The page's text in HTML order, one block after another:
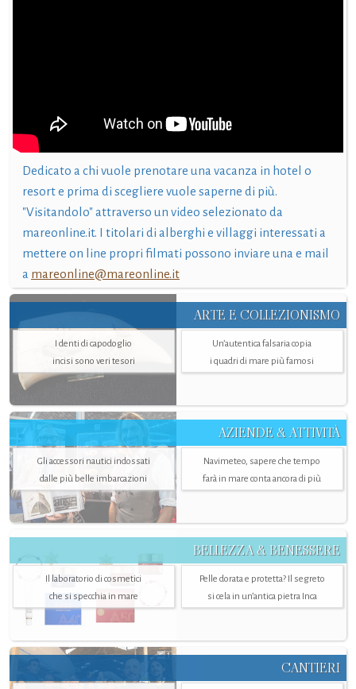
Dedicato a chi vuole prenotare una vacanza in hotel o
resort e prima di scegliere vuole saperne di più.
"Visitandolo" attraverso un video selezionato da
mareonline.it. I titolari di alberghi e villaggi interessati a
mettere on line propri filmati possono inviare una e mail
a mareonline@mareonline.it
ARTE E COLLEZIONISMO
I denti di capodoglio
incisi sono veri tesori
Un’autentica falsaria copia
i quadri di mare più famosi
AZIENDE & ATTIVITÀ
Gli accessori nautici indossati
dalle più belle imbarcazioni
Navimeteo, sapere che tempo
farà in mare conta ancora di più
BELLEZZA & BENESSERE
Il laboratorio di cosmetici
che si specchia in mare
Pelle dorata e protetta? Il segreto
si cela in un’antica pietra Inca
CANTIERI